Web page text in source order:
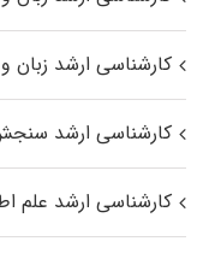
کارشناسی ارشد زبان
کارشناسی ارشد
کارشناسی ارشد علم